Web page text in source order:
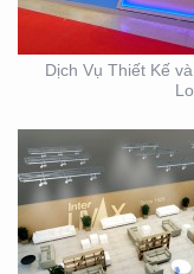
Dịch Vụ Thiết Kế
– CHẤT
THIẾT KẾ THI
TRỌN GÓI SỰ